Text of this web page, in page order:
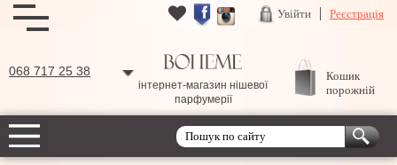
Увійти Реєстрація
068 717 25 38
інтернет-магазин нішевої
парфумерії
Кошик
порожній